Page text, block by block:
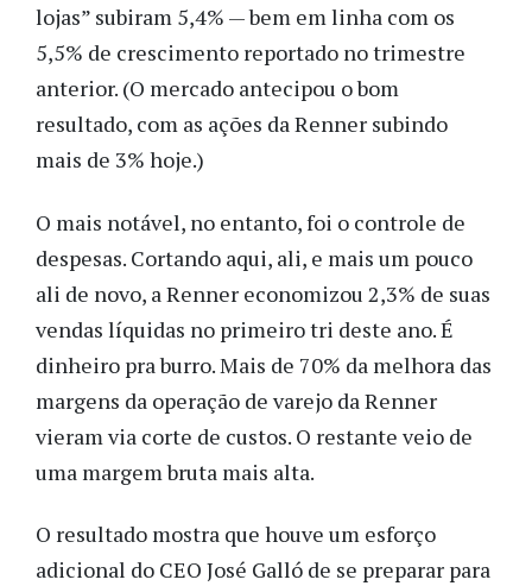
lojas” subiram 5,4% — bem em linha com os
5,5% de crescimento reportado no trimestre
anterior. (O mercado antecipou o bom
resultado, com as ações da Renner subindo
mais de 3% hoje.)
O mais notável, no entanto, foi o controle de
despesas. Cortando aqui, ali, e mais um pouco
ali de novo, a Renner economizou 2,3% de suas
vendas líquidas no primeiro tri deste ano. É
dinheiro pra burro. Mais de 70% da melhora das
margens da operação de varejo da Renner
vieram via corte de custos. O restante veio de
uma margem bruta mais alta.
O resultado mostra que houve um esforço
adicional do CEO José Galló de se preparar para